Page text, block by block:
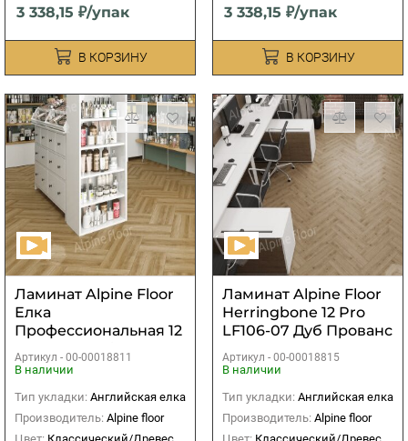
3 338,15 ₽/упак
В КОРЗИНУ
3 338,15 ₽/упак
В КОРЗИНУ
Ламинат Alpine Floor
Елка
Профессиональная 12
Артикул - 00-00018811
В наличии
Тип укладки: Английская елка
Производитель: Alpine floor
Ламинат Alpine Floor
Herringbone 12 Pro
LF106-07 Дуб Прованс
Артикул - 00-00018815
В наличии
Тип укладки: Английская елка
Производитель: Alpine floor